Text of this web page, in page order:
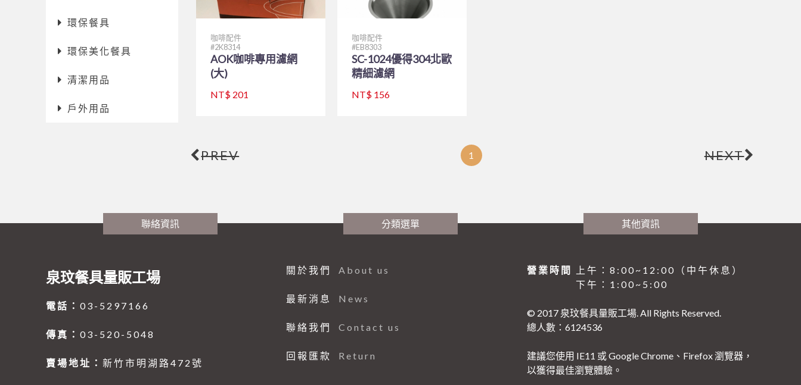
環保餐具
環保美化餐具
清潔用品
戶外用品
咖啡配件
2K8314
AOK咖啡專用濾網
(大)
NT$ 201
咖啡配件
EB8303
SC-1024優得304北歐
精細濾網
NT$ 156
PREV 1 NEXT
聯絡資訊
泉玟餐具量販工場
電話：03-5297166
傳真：03-520-5048
賣場地址：新竹市明湖路472號
分類選單
關於我們 About us
最新消息 News
聯絡我們 Contact us
回報匯款 Return
其他資訊
營業時間
上午：8:00~12:00（中午休息）
下午：1:00~5:00
© 2017 泉玟餐具量販工場. All Rights Reserved.
總人數：6124536
建議您使用 IE11 或 Google Chrome、Firefox 瀏覽器，
以獲得最佳瀏覽體驗。